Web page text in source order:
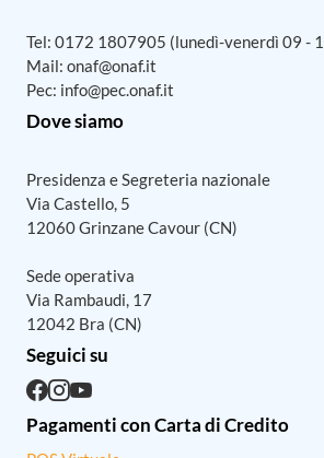
Tel: 0172 1807905 (lunedì-venerdì 09 -
Mail: onaf@onaf.it
Pec: info@pec.onaf.it
Dove siamo
Presidenza e Segreteria nazionale
Via Castello, 5
12060 Grinzane Cavour (CN)
Sede operativa
Via Rambaudi, 17
12042 Bra (CN)
Seguici su
Pagamenti con Carta di Credito